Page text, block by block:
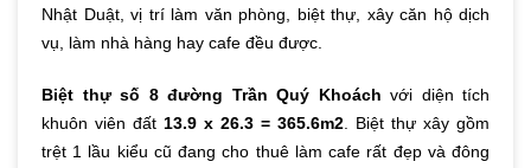
Nhật Duật, vị trí làm văn phòng, biệt thự, xây căn hộ dịch
vụ, làm nhà hàng hay cafe đều được.
Biệt thự số 8 đường Trần Quý Khoách với diện tích
khuôn viên đất 13.9 x 26.3 = 365.6m2 . Biệt thự xây gồm
trệt 1 lầu kiểu cũ đang cho thuê làm cafe rất đẹp và đông